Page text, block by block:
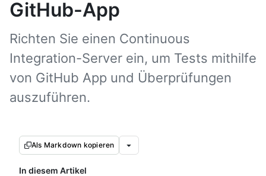
GitHub-App
Richten Sie einen Continuous
Integration-Server ein, um Tests mithilfe
von GitHub App und Überprüfungen
auszuführen.
Als Markdown kopieren
In diesem Artikel